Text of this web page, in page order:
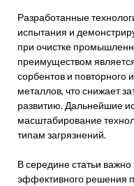
Разработанные
испытания и
при очистке
преимуществом
сорбентов и повторного
металлов, что снижает
развитию. Дальнейшие
масштабирование
типам загрязнений.
В середине статьи важно
эффективного решения